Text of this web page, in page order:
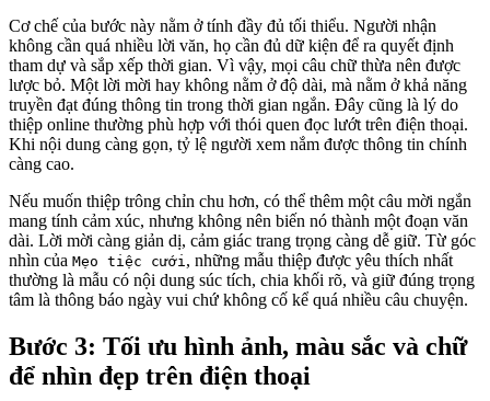
Cơ chế của bước này nằm ở tính đầy đủ tối thiểu. Người nhận
không cần quá nhiều lời văn, họ cần đủ dữ kiện để ra quyết định
tham dự và sắp xếp thời gian. Vì vậy, mọi câu chữ thừa nên được
lược bỏ. Một lời mời hay không nằm ở độ dài, mà nằm ở khả năng
truyền đạt đúng thông tin trong thời gian ngắn. Đây cũng là lý do
thiệp online thường phù hợp với thói quen đọc lướt trên điện thoại.
Khi nội dung càng gọn, tỷ lệ người xem nắm được thông tin chính
càng cao.
Nếu muốn thiệp trông chỉn chu hơn, có thể thêm một câu mời ngắn
mang tính cảm xúc, nhưng không nên biến nó thành một đoạn văn
dài. Lời mời càng giản dị, cảm giác trang trọng càng dễ giữ. Từ góc
nhìn của Mẹo tiệc cưới, những mẫu thiệp được yêu thích nhất
thường là mẫu có nội dung súc tích, chia khối rõ, và giữ đúng trọng
tâm là thông báo ngày vui chứ không cố kể quá nhiều câu chuyện.
Bước 3: Tối ưu hình ảnh, màu sắc và chữ
để nhìn đẹp trên điện thoại